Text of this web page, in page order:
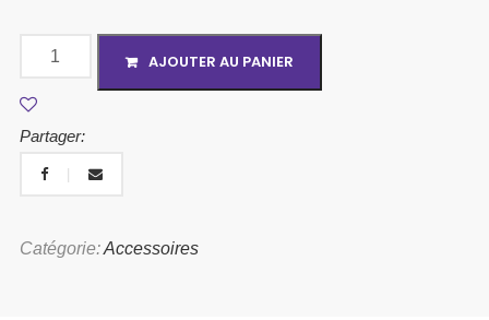
AJOUTER AU PANIER
Partager:
Catégorie:Accessoires